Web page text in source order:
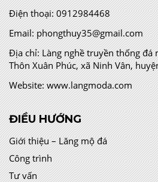
Điện thoại: 0912984468
Email: phongthuy35@gmail.com
Địa chỉ:Làng nghề truyền thống đá
Thôn Xuân Phúc, xã Ninh Vân,
Website: www.langmoda.com
ĐIỀU HƯỚNG
Giới thiệu – Lăng mộ đá
Công trình
Tư vấn